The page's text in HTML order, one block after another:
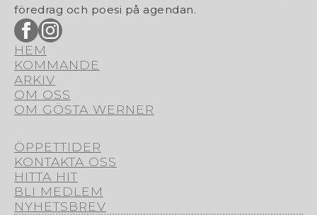
föredrag och poesi på agendan.
HEM
KOMMANDE
ARKIV
OM OSS
OM GÖSTA WERNER
ÖPPETTIDER
KONTAKTA OSS
HITTA HIT
BLI MEDLEM
NYHETSBREV